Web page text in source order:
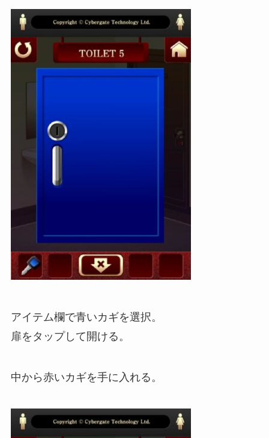
アイテム欄で青いカギを選択。
扉をタップして開ける。
中から赤いカギを手に入れる。